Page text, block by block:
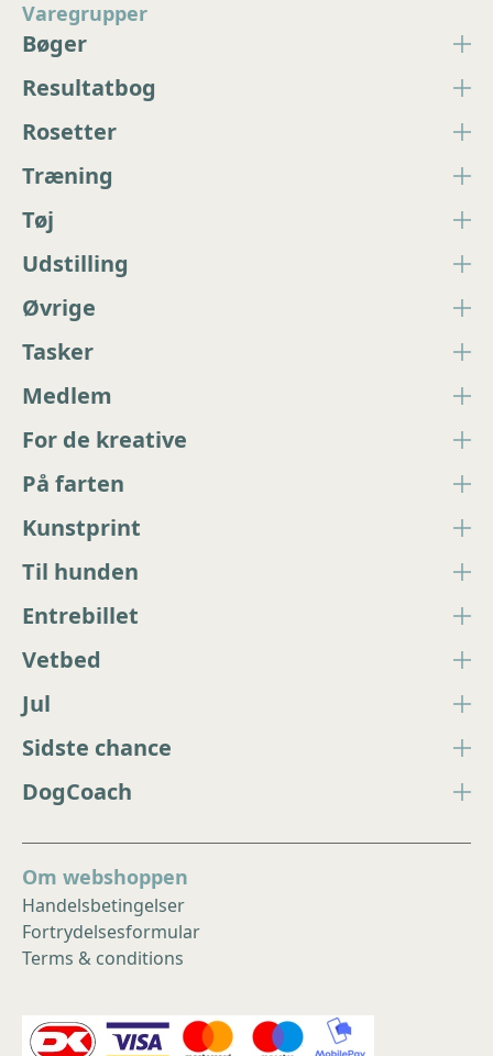
Varegrupper
Bøger
Resultatbog
Rosetter
Træning
Tøj
Udstilling
Øvrige
Tasker
Medlem
For de kreative
På farten
Kunstprint
Til hunden
Entrebillet
Vetbed
Jul
Sidste chance
DogCoach
Om webshoppen
Handelsbetingelser
Fortrydelsesformular
Terms & conditions